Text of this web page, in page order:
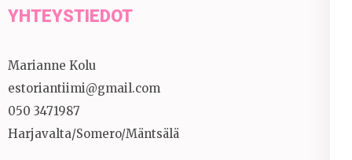
YHTEYSTIEDOT
Marianne Kolu
estoriantiimi@gmail.com
050 3471987
Harjavalta/Somero/Mäntsälä